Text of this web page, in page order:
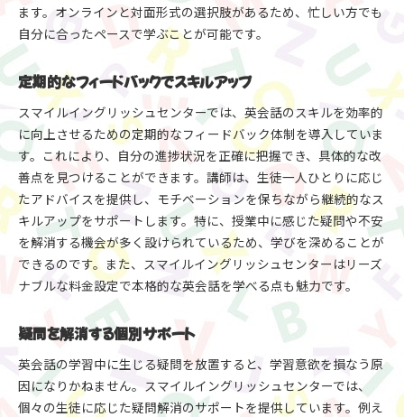
ます。オンラインと対面形式の選択肢があるため、忙しい方でも
自分に合ったペースで学ぶことが可能です。
定期的なフィードバックでスキルアップ
スマイルイングリッシュセンターでは、英会話のスキルを効率的
に向上させるための定期的なフィードバック体制を導入していま
す。これにより、自分の進捗状況を正確に把握でき、具体的な改
善点を見つけることができます。講師は、生徒一人ひとりに応じ
たアドバイスを提供し、モチベーションを保ちながら継続的なス
キルアップをサポートします。特に、授業中に感じた疑問や不安
を解消する機会が多く設けられているため、学びを深めることが
できるのです。また、スマイルイングリッシュセンターはリーズ
ナブルな料金設定で本格的な英会話を学べる点も魅力です。
疑問を解消する個別サポート
英会話の学習中に生じる疑問を放置すると、学習意欲を損なう原
因になりかねません。スマイルイングリッシュセンターでは、
個々の生徒に応じた疑問解消のサポートを提供しています。例え